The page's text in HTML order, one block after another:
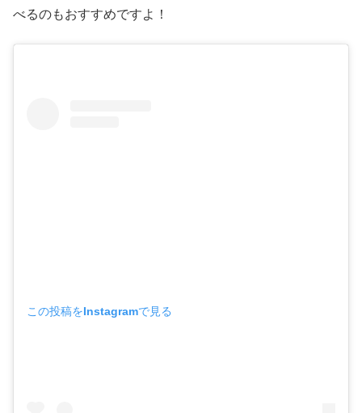
べるのもおすすめですよ！
この投稿をInstagramで見る